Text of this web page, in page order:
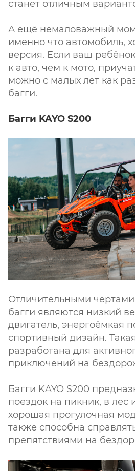
станет отличным
А ещё немаловажный
именно что автомобиль,
версия. Если ваш
к авто, чем к мото,
можно с малых лет как
багги.
Багги KAYO S200
Отличительными
багги являются низкий
двигатель, энергоёмкая
спортивный дизайн.
разработана для
приключений на
Багги KAYO S200
поездок на пикник, в лес
хорошая прогулочная
также способна
препятствиями на